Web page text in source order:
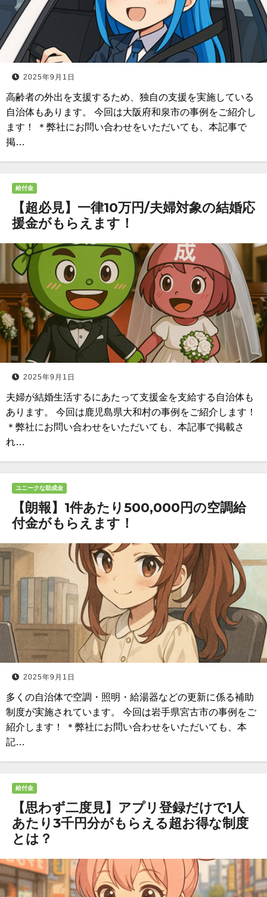
2025年9月1日
高齢者の外出を支援するため、独自の支援を実施している
自治体もあります。 今回は大阪府和泉市の事例をご紹介し
ます！ ＊弊社にお問い合わせをいただいても、本記事で
掲…
給付金
【超必見】一律10万円/夫婦対象の結婚応
援金がもらえます！
2025年9月1日
夫婦が結婚生活するにあたって支援金を支給する自治体も
あります。 今回は鹿児島県大和村の事例をご紹介します！
＊弊社にお問い合わせをいただいても、本記事で掲載さ
れ…
ユニークな助成金
【朗報】1件あたり500,000円の空調給
付金がもらえます！
2025年9月1日
多くの自治体で空調・照明・給湯器などの更新に係る補助
制度が実施されています。 今回は岩手県宮古市の事例をご
紹介します！ ＊弊社にお問い合わせをいただいても、本
記…
給付金
【思わず二度見】アプリ登録だけで1人
あたり3千円分がもらえる超お得な制度
とは？